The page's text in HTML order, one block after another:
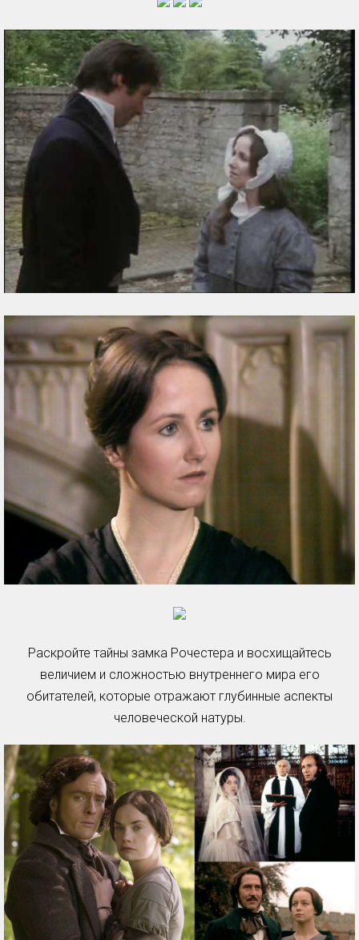
Раскройте тайны замка Рочестера и восхищайтесь
величием и сложностью внутреннего мира его
обитателей, которые отражают глубинные аспекты
человеческой натуры.